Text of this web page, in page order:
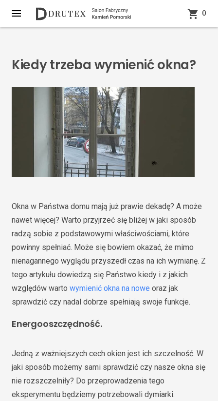
0
Kiedy trzeba wymienić okna?
Okna w Państwa domu mają już prawie dekadę? A może
nawet więcej? Warto przyjrzeć się bliżej w jaki sposób
radzą sobie z podstawowymi właściwościami, które
powinny spełniać. Może się bowiem okazać, że mimo
nienagannego wyglądu przyszedł czas na ich wymianę. Z
tego artykułu dowiedzą się Państwo kiedy i z jakich
względów warto wymienić okna na nowe oraz jak
sprawdzić czy nadal dobrze spełniają swoje funkcje.
Energooszczędność.
Jedną z ważniejszych cech okien jest ich szczelność. W
jaki sposób możemy sami sprawdzić czy nasze okna się
nie rozszczelniły? Do przeprowadzenia tego
eksperymentu będziemy potrzebowali dymiarki.